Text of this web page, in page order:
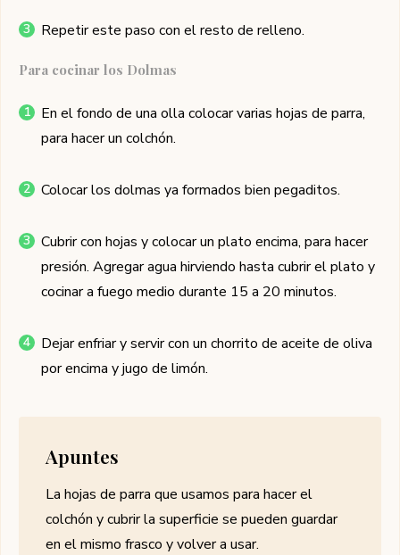
Repetir este paso con el resto de relleno.
Para cocinar los Dolmas
En el fondo de una olla colocar varias hojas de parra,
para hacer un colchón.
Colocar los dolmas ya formados bien pegaditos.
Cubrir con hojas y colocar un plato encima, para hacer
presión. Agregar agua hirviendo hasta cubrir el plato y
cocinar a fuego medio durante 15 a 20 minutos.
Dejar enfriar y servir con un chorrito de aceite de oliva
por encima y jugo de limón.
Apuntes
La hojas de parra que usamos para hacer el
colchón y cubrir la superficie se pueden guardar
en el mismo frasco y volver a usar.